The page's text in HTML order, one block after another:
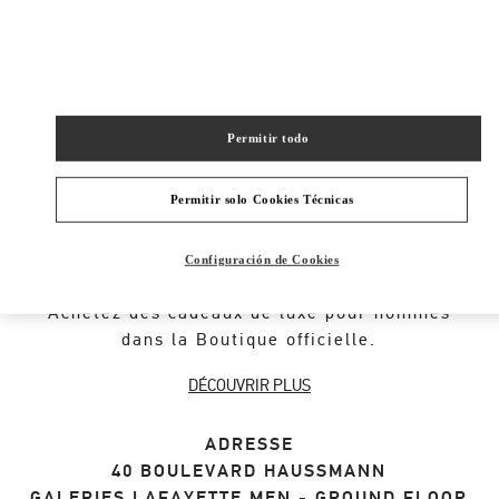
À PROPOS DE LA BOUTIQUE
Découvrez la sélection de cadeaux pour
Achetez des cadeaux de luxe pour hommes
dans la Boutique officielle.
DÉCOUVRIR PLUS
ADRESSE
40 BOULEVARD HAUSSMANN
Permitir solo Cookies Técnicas
Permitir todo
Configuración de Cookies